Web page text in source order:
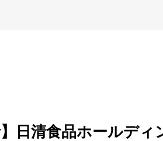
】日清食品ホールデ